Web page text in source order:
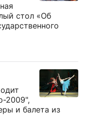
стол «Об
2009",
и балета из